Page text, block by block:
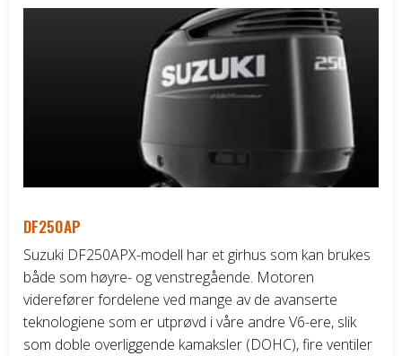
DF250AP
Suzuki DF250APX-modell har et girhus som kan brukes
både som høyre- og venstregående. Motoren
viderefører fordelene ved mange av de avanserte
teknologiene som er utprøvd i våre andre V6-ere, slik
som doble overliggende kamaksler (DOHC), fire ventiler